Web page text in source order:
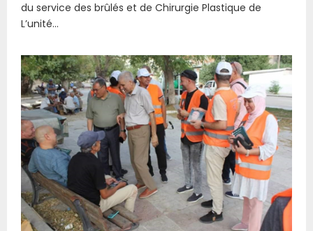
du service des brûlés et de Chirurgie Plastique de
L’unité...